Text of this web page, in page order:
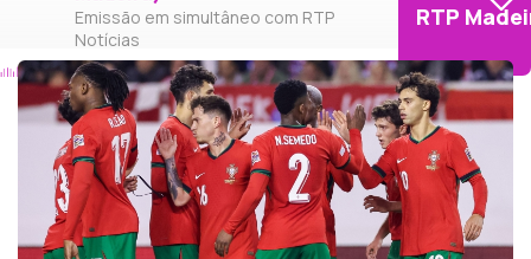
Emissão em simultâneo com RTP
Notícias
RTP